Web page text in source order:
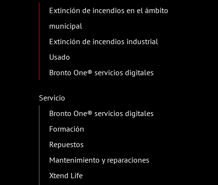
Extinción de incendios en el ámbito
municipal
Extinción de incendios industrial
Usado
Bronto One® servicios digitales
Servicio
Bronto One® servicios digitales
Formación
Repuestos
Mantenimiento y reparaciones
Xtend Life